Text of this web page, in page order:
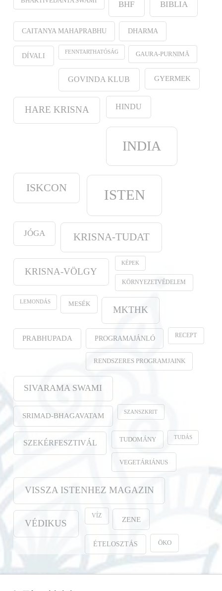
BHF BIBLIA
CAITANYA MAHAPRABHU DHARMA
DÍVALI FENNTARTHATÓSÁG GAURA-PURṆIMĀ
GOVINDA KLUB GYERMEK
HARE KRISNA HINDU
INDIA
ISKCON ISTEN
JÓGA KRISNA-TUDAT
KRISNA-VÖLGY
KÉPEK
KÖRNYEZETVÉDELEM
LEMONDÁS MESÉK
MKTHK
PRABHUPADA PROGRAMAJÁNLÓ RECEPT
RENDSZERES PROGRAMJAINK
SIVARAMA SWAMI
SRIMAD-BHAGAVATAM SZANSZKRIT
SZEKÉRFESZTIVÁL TUDOMÁNY TUDÁS
VEGETÁRIÁNUS
VISSZA ISTENHEZ MAGAZIN
VÉDIKUS
VÍZ ZENE
ÉTELOSZTÁS ÖKO